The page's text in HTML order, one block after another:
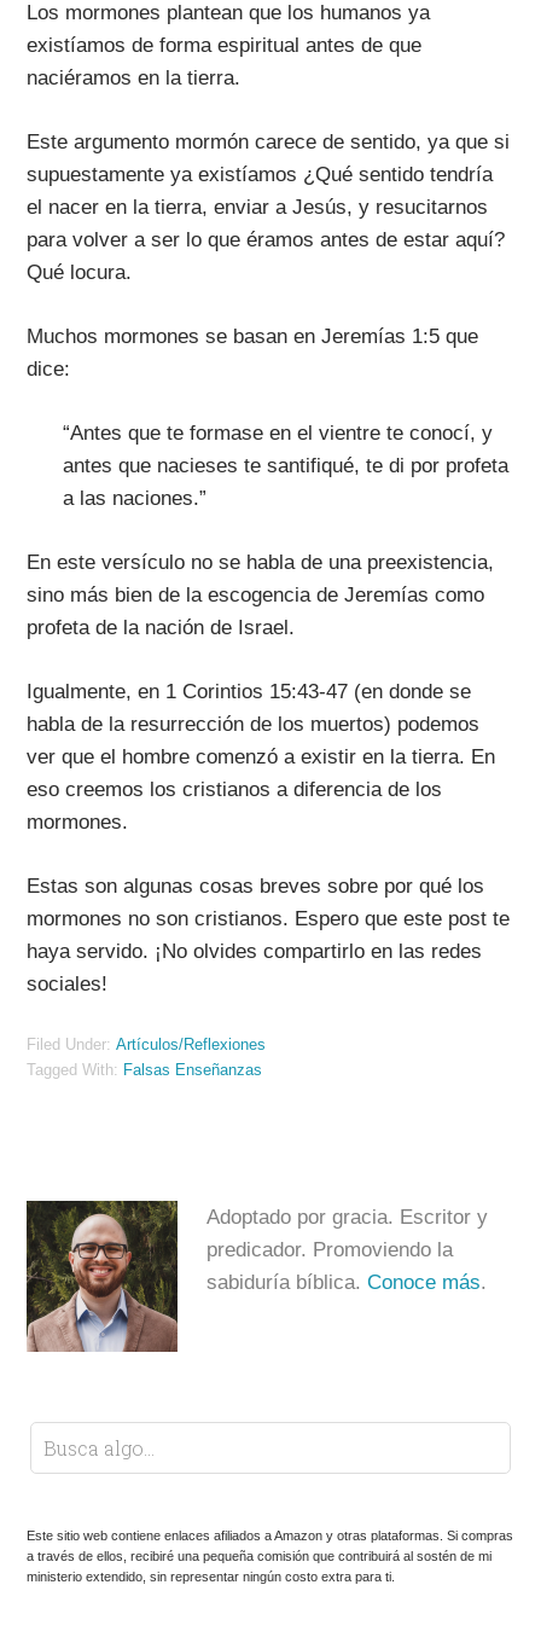
Los mormones plantean que los humanos ya
existíamos de forma espiritual antes de que
naciéramos en la tierra.
Este argumento mormón carece de sentido, ya que si
supuestamente ya existíamos ¿Qué sentido tendría
el nacer en la tierra, enviar a Jesús, y resucitarnos
para volver a ser lo que éramos antes de estar aquí?
Qué locura.
Muchos mormones se basan en Jeremías 1:5 que
dice:
“Antes que te formase en el vientre te conocí, y
antes que nacieses te santifiqué, te di por profeta
a las naciones.”
En este versículo no se habla de una preexistencia,
sino más bien de la escogencia de Jeremías como
profeta de la nación de Israel.
Igualmente, en 1 Corintios 15:43-47 (en donde se
habla de la resurrección de los muertos) podemos
ver que el hombre comenzó a existir en la tierra. En
eso creemos los cristianos a diferencia de los
mormones.
Estas son algunas cosas breves sobre por qué los
mormones no son cristianos. Espero que este post te
haya servido. ¡No olvides compartirlo en las redes
sociales!
Filed Under:Artículos/Reflexiones
Tagged With: Falsas Enseñanzas
Adoptado por gracia. Escritor y
predicador. Promoviendo la
sabiduría bíblica.Conoce más.
Este sitio web contiene enlaces afiliados a Amazon y otras plataformas. Si compras
a través de ellos, recibiré una pequeña comisión que contribuirá al sostén de mi
ministerio extendido, sin representar ningún costo extra para ti.